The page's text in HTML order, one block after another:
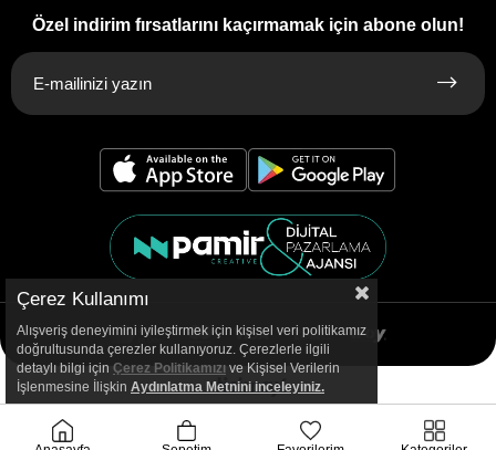
Özel indirim fırsatlarını kaçırmamak için abone olun!
Çerez Kullanımı
Alışveriş deneyimini iyileştirmek için kişisel veri politikamız
doğrultusunda çerezler kullanıyoruz. Çerezlerle ilgili
detaylı bilgi için Çerez Politikamızı ve Kişisel Verilerin
İşlenmesine İlişkin Aydınlatma Metnini inceleyiniz.